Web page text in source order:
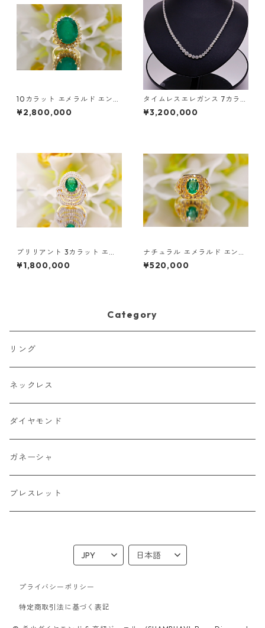
10カラット エメラルド エンゲ
ージメントリング - 18K イエ
ローゴールド
¥2,800,000
タイムレスエレガンス 7カラッ
ト ダイヤモンド ラインネック
レス（ホワイトゴールド）
¥3,200,000
ブリリアント 3カラット エメ
ラルド センター エンゲージリ
ング
¥1,800,000
ナチュラル エメラルド エンゲ
ージメントリング
¥520,000
Category
リング
ネックレス
ダイヤモンド
ガネーシャ
ブレスレット
プライバシーポリシー
特定商取引法に基づく表記